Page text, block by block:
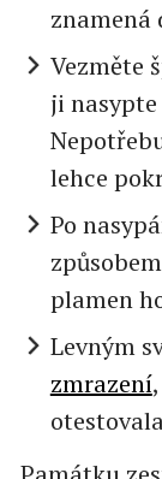
znamená
Vezměte
ji
lehce
Po
plamen
Levným
zmrazení